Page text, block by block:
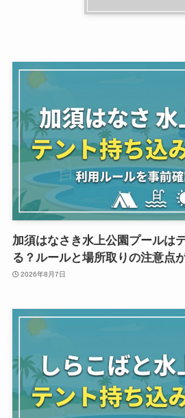
加須はなさき水上公園プールは
る？ルールと場所取りの注意点
2026年8月7日